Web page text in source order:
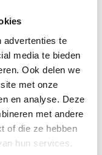
advertenties te
media te bieden
Ook delen we
met onze
en analyse. Deze
met andere
of die ze hebben
hun services.
even wat
meegedacht. Heel
met je
bent naar een
ze beloven, maar